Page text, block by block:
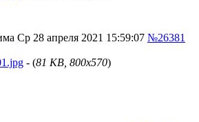
Ср 28 апреля 2021 15:59:07 №26381
- (81 KB, 800x570)